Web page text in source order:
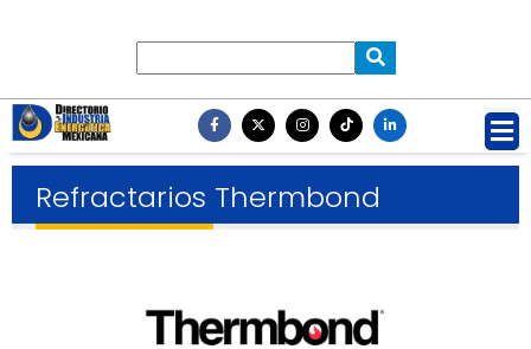
Refractarios Thermbond